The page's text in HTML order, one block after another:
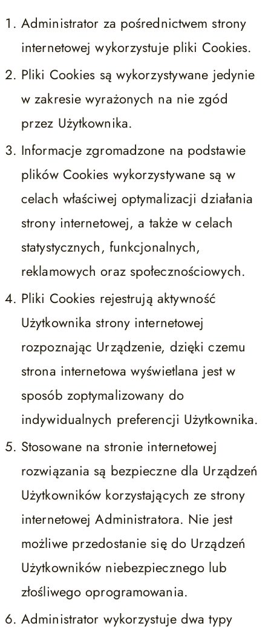
Administrator za pośrednictwem strony
internetowej wykorzystuje pliki Cookies.
Pliki Cookies są wykorzystywane jedynie
w zakresie wyrażonych na nie zgód
przez Użytkownika.
Informacje zgromadzone na podstawie
plików Cookies wykorzystywane są w
celach właściwej optymalizacji działania
strony internetowej, a także w celach
statystycznych, funkcjonalnych,
reklamowych oraz społecznościowych.
Pliki Cookies rejestrują aktywność
Użytkownika strony internetowej
rozpoznając Urządzenie, dzięki czemu
strona internetowa wyświetlana jest w
sposób zoptymalizowany do
indywidualnych preferencji Użytkownika.
Stosowane na stronie internetowej
rozwiązania są bezpieczne dla Urządzeń
Użytkowników korzystających ze strony
internetowej Administratora. Nie jest
możliwe przedostanie się do Urządzeń
Użytkowników niebezpiecznego lub
złośliwego oprogramowania.
Administrator wykorzystuje dwa typy